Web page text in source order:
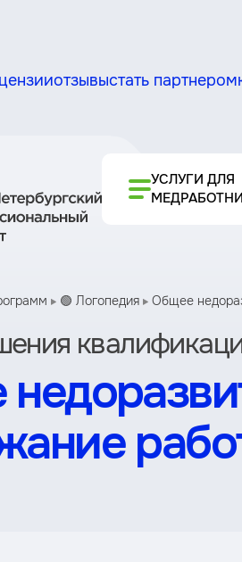
отзывыстать партнером
УСЛУГИ ДЛЯ
🟢 Логопедия Общее